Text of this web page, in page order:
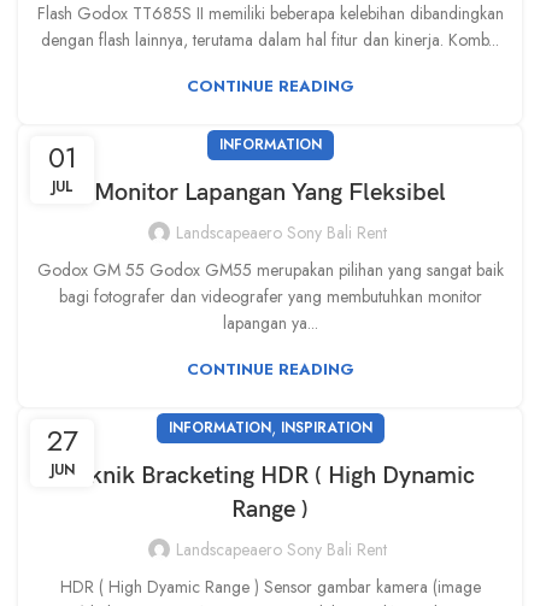
Flash Godox TT685S II memiliki beberapa kelebihan dibandingkan
dengan flash lainnya, terutama dalam hal fitur dan kinerja. Komb...
CONTINUE READING
01
JUL
INFORMATION
Monitor Lapangan Yang Fleksibel
Landscapeaero Sony Bali Rent
Godox GM 55 Godox GM55 merupakan pilihan yang sangat baik
bagi fotografer dan videografer yang membutuhkan monitor
lapangan ya...
CONTINUE READING
27
JUN
INFORMATION, INSPIRATION
Teknik Bracketing HDR ( High Dynamic
Range )
Landscapeaero Sony Bali Rent
HDR ( High Dyamic Range ) Sensor gambar kamera (image